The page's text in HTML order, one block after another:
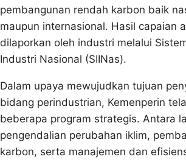
pembangunan rendah karbon baik
maupun internasional. Hasil capaian
dilaporkan oleh industri melalui
Industri Nasional (SIINas).
Dalam upaya mewujudkan tujuan
bidang perindustrian, Kemenperin
beberapa program strategis. Antara
pengendalian perubahan iklim,
karbon, serta manajemen dan